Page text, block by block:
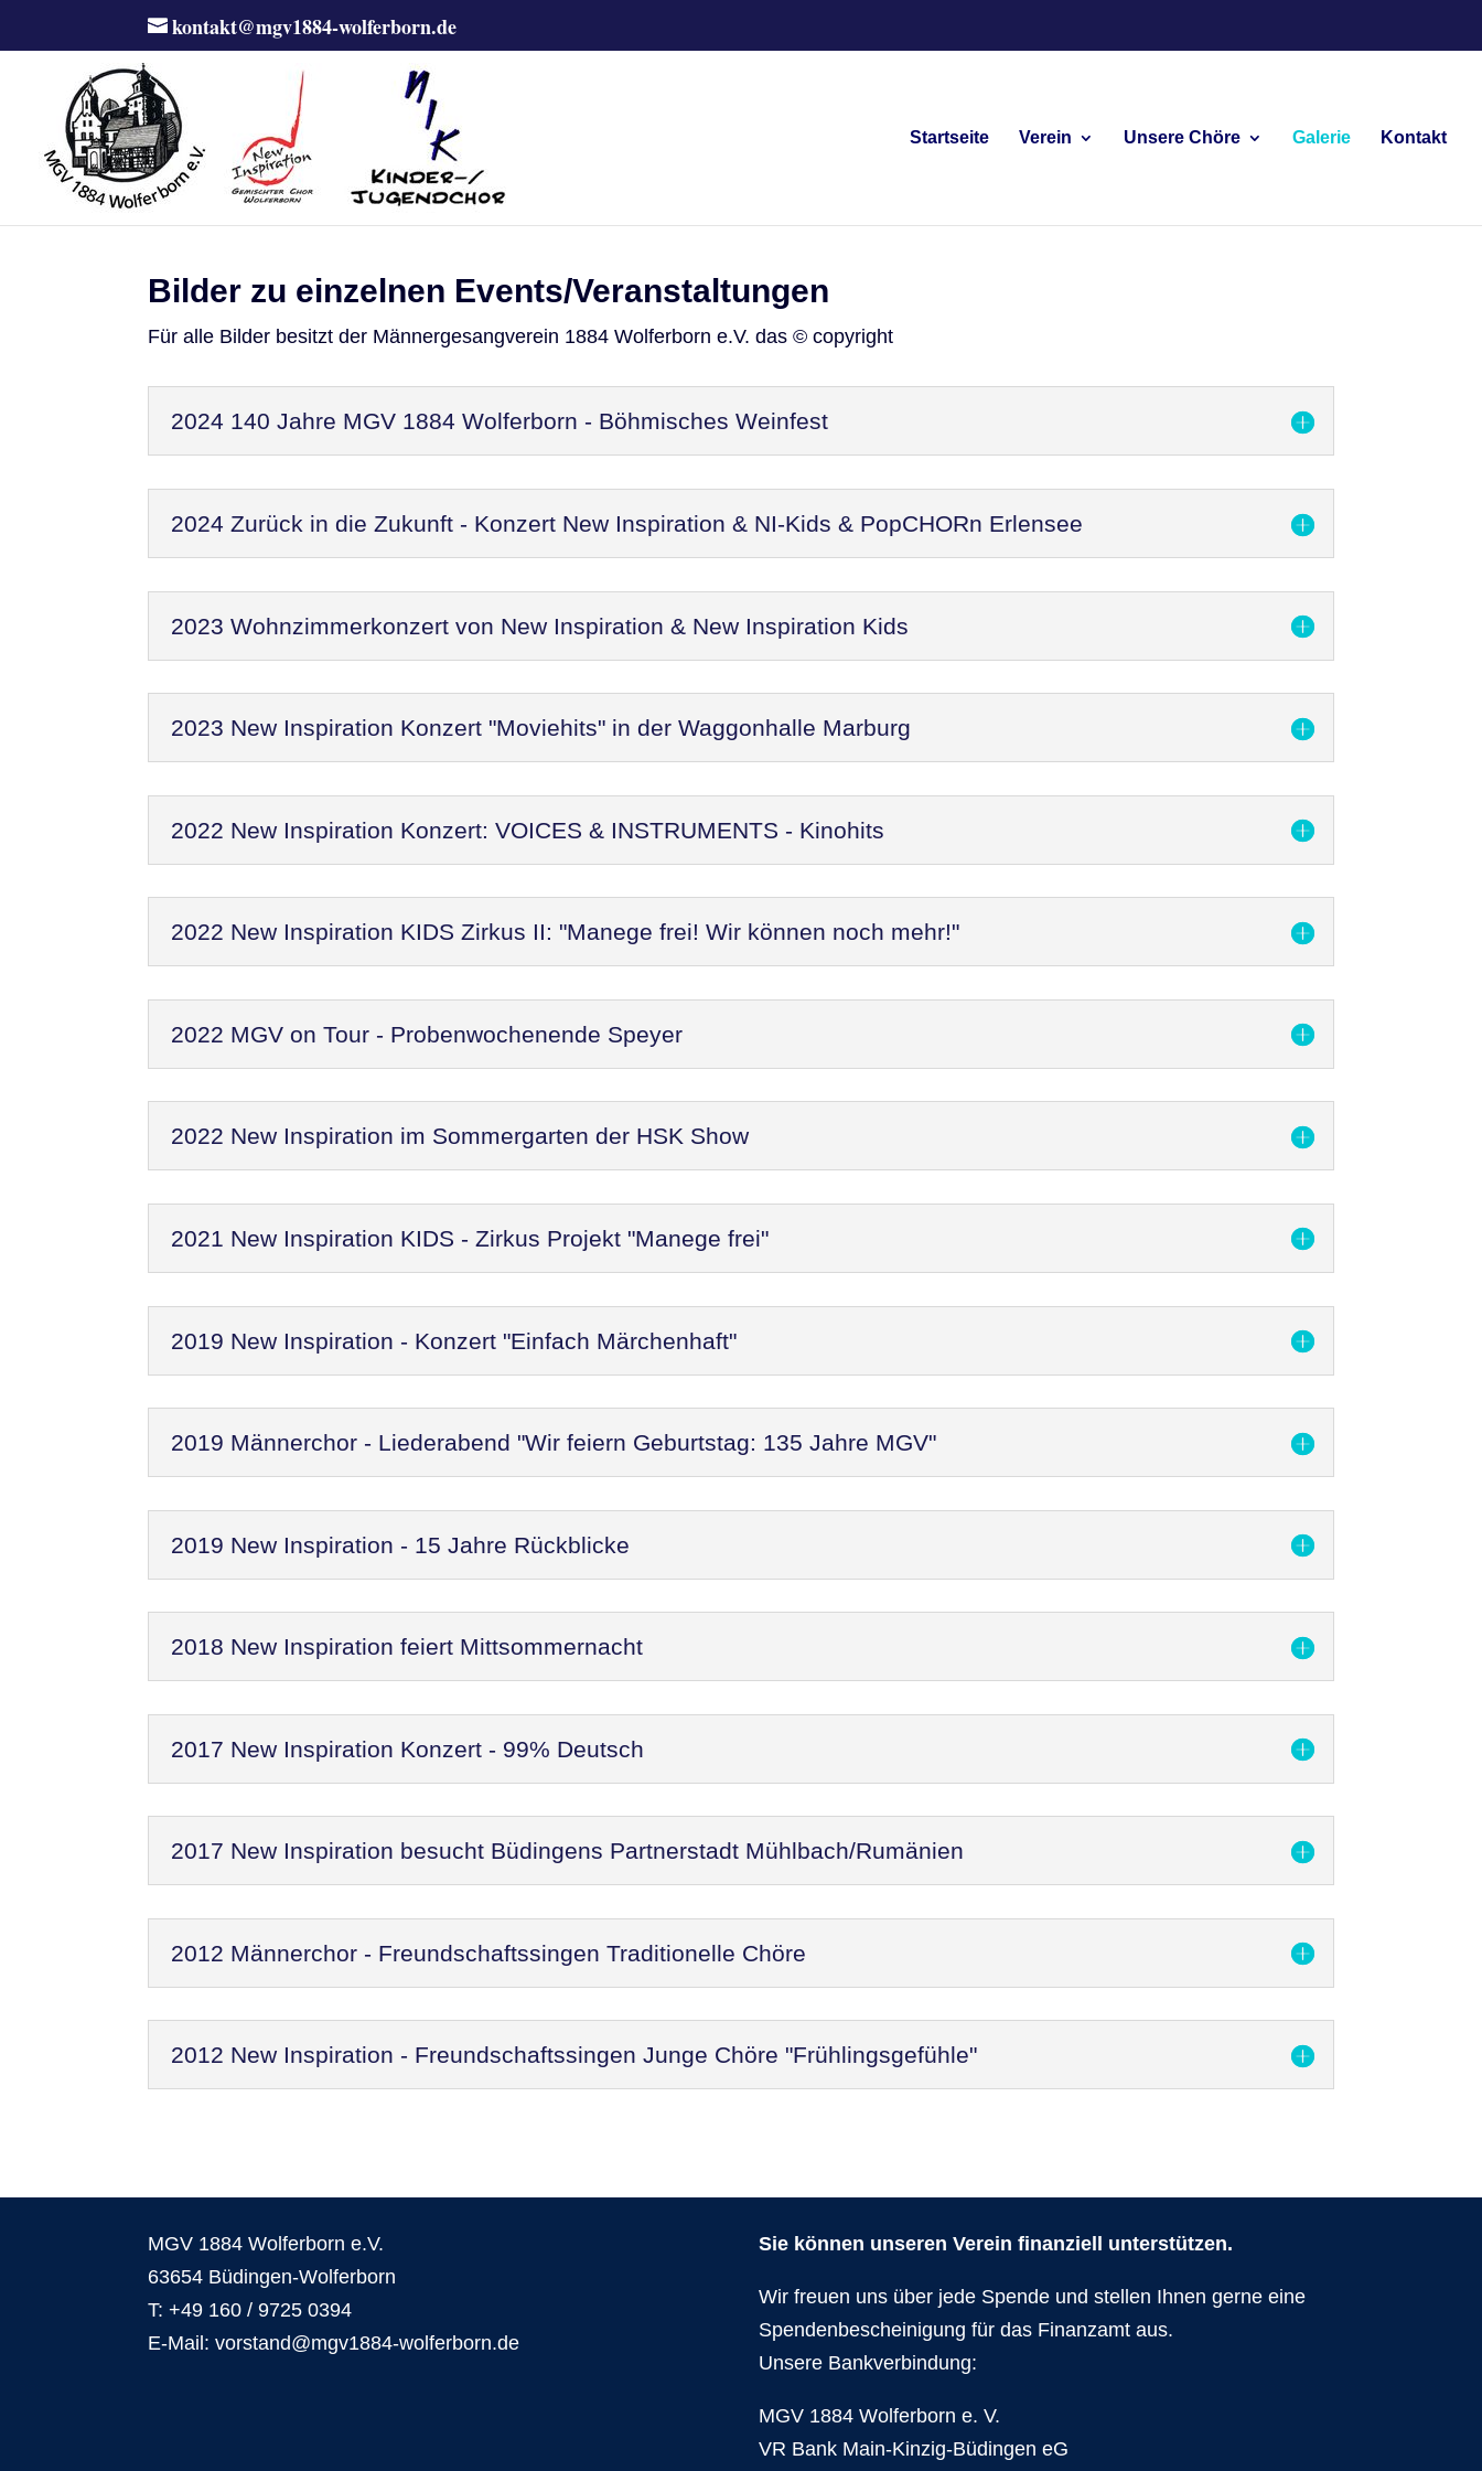
kontakt@mgv1884-wolferborn.de
Startseite Verein Unsere Chöre Galerie Kontakt
Bilder zu einzelnen Events/Veranstaltungen
Für alle Bilder besitzt der Männergesangverein 1884 Wolferborn e.V. das © copyright
2024 140 Jahre MGV 1884 Wolferborn - Böhmisches Weinfest
2024 Zurück in die Zukunft - Konzert New Inspiration & NI-Kids & PopCHORn Erlensee
2023 Wohnzimmerkonzert von New Inspiration & New Inspiration Kids
2023 New Inspiration Konzert "Moviehits" in der Waggonhalle Marburg
2022 New Inspiration Konzert: VOICES & INSTRUMENTS - Kinohits
2022 New Inspiration KIDS Zirkus II: "Manege frei! Wir können noch mehr!"
2022 MGV on Tour - Probenwochenende Speyer
2022 New Inspiration im Sommergarten der HSK Show
2021 New Inspiration KIDS - Zirkus Projekt "Manege frei"
2019 New Inspiration - Konzert "Einfach Märchenhaft"
2019 Männerchor - Liederabend "Wir feiern Geburtstag: 135 Jahre MGV"
2019 New Inspiration - 15 Jahre Rückblicke
2018 New Inspiration feiert Mittsommernacht
2017 New Inspiration Konzert - 99% Deutsch
2017 New Inspiration besucht Büdingens Partnerstadt Mühlbach/Rumänien
2012 Männerchor - Freundschaftssingen Traditionelle Chöre
2012 New Inspiration - Freundschaftssingen Junge Chöre "Frühlingsgefühle"
MGV 1884 Wolferborn e.V.
63654 Büdingen-Wolferborn
T: +49 160 / 9725 0394
E-Mail: vorstand@mgv1884-wolferborn.de
Sie können unseren Verein finanziell unterstützen.
Wir freuen uns über jede Spende und stellen Ihnen gerne eine
Spendenbescheinigung für das Finanzamt aus.
Unsere Bankverbindung:
MGV 1884 Wolferborn e. V.
VR Bank Main-Kinzig-Büdingen eG